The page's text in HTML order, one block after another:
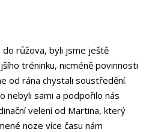
do růžova, byli jsme ještě
tréninku, nicméně povinnosti
od rána chystali soustředění.
nebyli sami a podpořilo nás
velení od Martina, který
noze více času nám